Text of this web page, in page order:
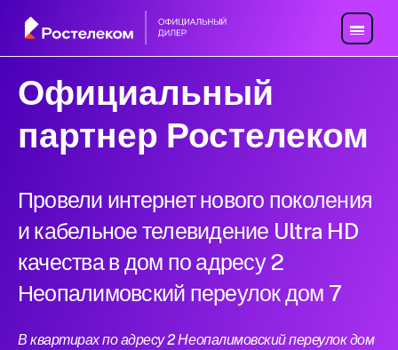
Официальный
партнер Ростелеком
Провели интернет нового поколения
и кабельное телевидение Ultra HD
качества в дом по адресу 2
Неопалимовский переулок дом 7
В квартирах по адресу 2 Неопалимовский переулок дом